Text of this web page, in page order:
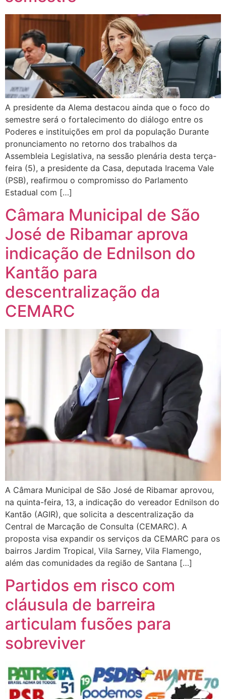
A presidente da Alema destacou ainda que o foco do
semestre será o fortalecimento do diálogo entre os
Poderes e instituições em prol da população Durante
pronunciamento no retorno dos trabalhos da
Assembleia Legislativa, na sessão plenária desta terça-
feira (5), a presidente da Casa, deputada Iracema Vale
(PSB), reafirmou o compromisso do Parlamento
Estadual com […]
Câmara Municipal de São
José de Ribamar aprova
indicação de Ednilson do
Kantão para
descentralização da
CEMARC
A Câmara Municipal de São José de Ribamar aprovou,
na quinta-feira, 13, a indicação do vereador Ednilson do
Kantão (AGIR), que solicita a descentralização da
Central de Marcação de Consulta (CEMARC). A
proposta visa expandir os serviços da CEMARC para os
bairros Jardim Tropical, Vila Sarney, Vila Flamengo,
além das comunidades da região de Santana […]
Partidos em risco com
cláusula de barreira
articulam fusões para
sobreviver